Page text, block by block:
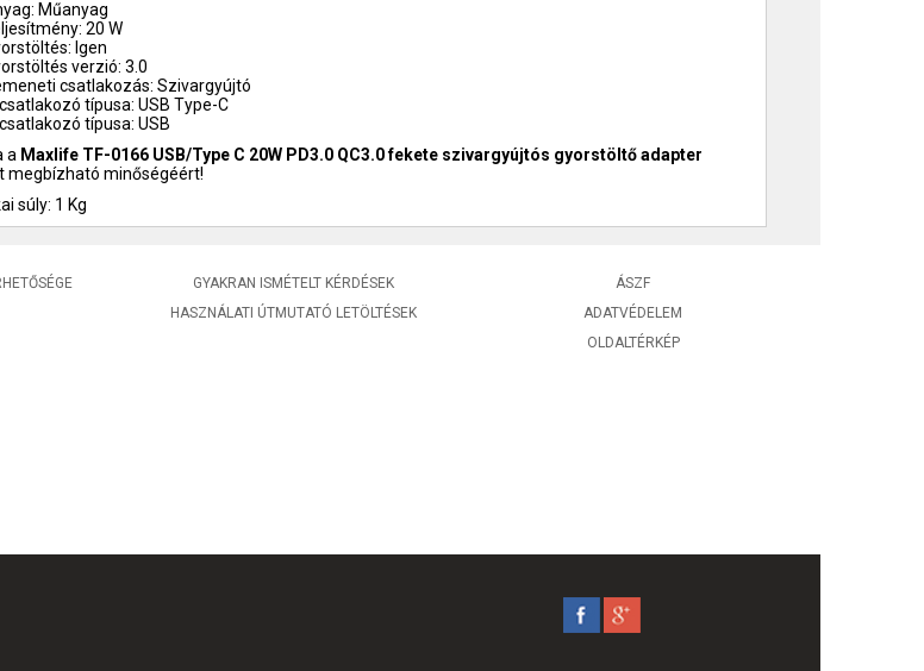
Műanyag
20 W
Igen
verzió: 3.0
csatlakozás: Szivargyújtó
típusa: USB Type-C
típusa: USB
a Maxlife TF-0166 USB/Type C 20W PD3.0 QC3.0 fekete szivargyújtós gyorstöltő adapter
megbízható minőségéért!
súly: 1 Kg
GYAKRAN ISMÉTELT KÉRDÉSEK
HASZNÁLATI ÚTMUTATÓ LETÖLTÉSEK
ÁSZF
ADATVÉDELEM
OLDALTÉRKÉP